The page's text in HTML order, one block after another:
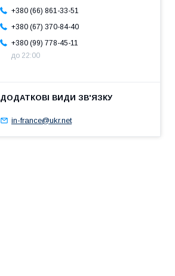
+380 (66) 861-33-51
+380 (67) 370-84-40
+380 (99) 778-45-11
до 22:00
in-france@ukr.net